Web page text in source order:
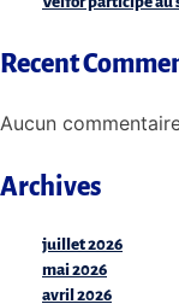
Recent
Aucun
Archives
juillet 2026
mai 2026
avril 2026